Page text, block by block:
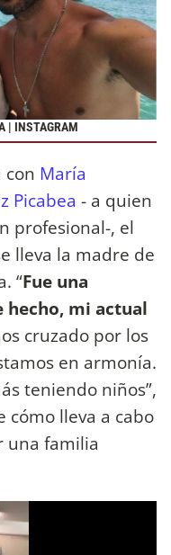
| INSTAGRAM
María
Picabea - a quien
profesional-, el
lleva la madre de
“Fue una
hecho, mi actual
cruzado por los
en armonía.
teniendo niños”,
cómo lleva a cabo
una familia